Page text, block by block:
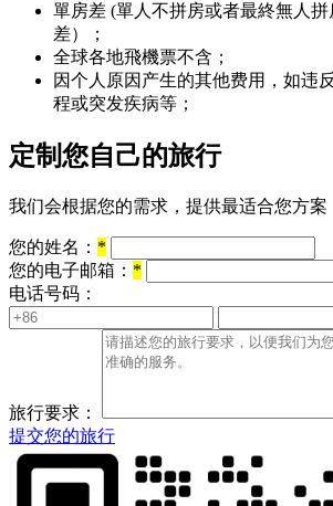
單房差 (單人不拼房或者最終無人
差）；
全球各地飛機票不含；
因个人原因产生的其他费用，如违
程或突发疾病等；
定制您自己的旅行
我们会根据您的需求，提供最适合您方案
您的姓名： *
您的电子邮箱： *
电话号码：
旅行要求：
提交您的旅行